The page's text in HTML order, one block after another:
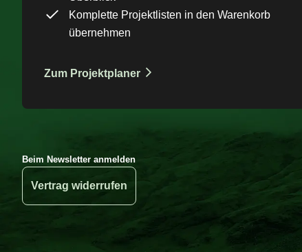
Komplette Projektlisten in den Warenkorb
übernehmen
Zum Projektplaner
Beim Newsletter anmelden
Vertrag widerrufen